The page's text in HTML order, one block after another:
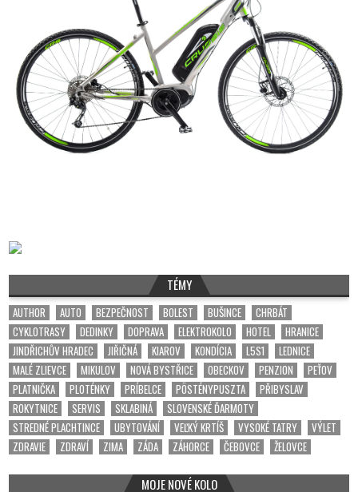
TÉMY
AUTHOR AUTO BEZPEČNOST BOLEST BUŠINCE
CHRBÁT
CYKLOTRASY
DEDINKY DOPRAVA ELEKTROKOLO HOTEL
HRANICE
JINDŘICHŮV HRADEC
JIŘIČNÁ KIAROV KONDÍCIA L5S1
LEDNICE
MALÉ ZLIEVCE
MIKULOV NOVÁ BYSTŘICE OBECKOV PENZION
PEŤOV
PLATNIČKA
PLOTÉNKY PRÍBELCE PÖSTÉNYPUSZTA
PŘIBYSLAV
ROKYTNICE
SERVIS SKLABINÁ
SLOVENSKÉ ĎARMOTY
STREDNÉ PLACHTINCE
UBYTOVÁNÍ VEĽKÝ KRTÍŠ VYSOKÉ TATRY
VÝLET
ZDRAVIE
ZDRAVÍ ZIMA ZÁDA ZÁHORCE ČEBOVCE ŽELOVCE
MOJE NOVÉ KOLO